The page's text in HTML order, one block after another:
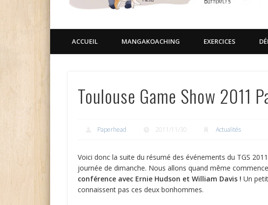
ACCUEIL MANGAKOACHING EXERCICES
Toulouse Game Show 2011
Paperhead 2011/11/30 Actualités
Voici donc la suite du résumé des événements du TGS
journée de dimanche. Nous allons quand même
conférence avec Ernie Hudson et William Davis !Un
connaissent pas ces deux bonhommes.